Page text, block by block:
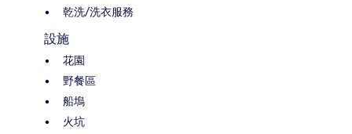
乾洗/洗衣服務
設施
花園
野餐區
船塢
火坑